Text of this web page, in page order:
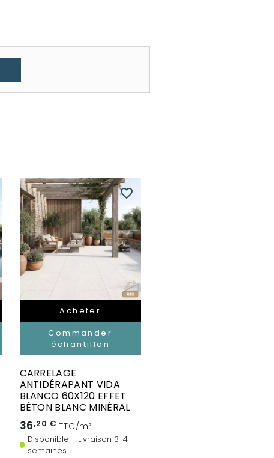
Acheter
Commander
échantillon
favorite_border
CARRELAGE
ANTIDÉRAPANT VIDA
BLANCO 60X120 EFFET
BÉTON BLANC MINÉRAL
36,20 € TTC/m²
Disponible - Livraison 3-4
semaines